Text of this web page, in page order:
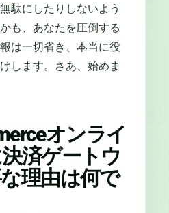
駄にしたりしないよう
も、あなたを圧倒する
は一切省き、本当に役
します。さあ、始めま
オンライ
済ゲートウ
理由は何で